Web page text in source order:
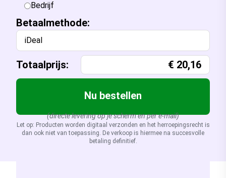
Bedrijf
Betaalmethode:
iDeal
Totaalprijs: € 20,16
Nu bestellen
(directe levering op je scherm en per e-mail)
Let op: Producten worden digitaal verzonden en het herroepingsrecht is
dan ook niet van toepassing. De verkoop is hiermee na succesvolle
betaling definitief.